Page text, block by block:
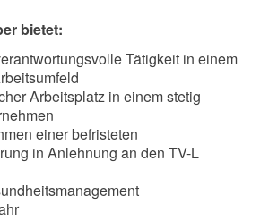
bietet:
Tätigkeit in einem
Arbeitsplatz in einem stetig
einer befristeten
in Anlehnung an den TV-L